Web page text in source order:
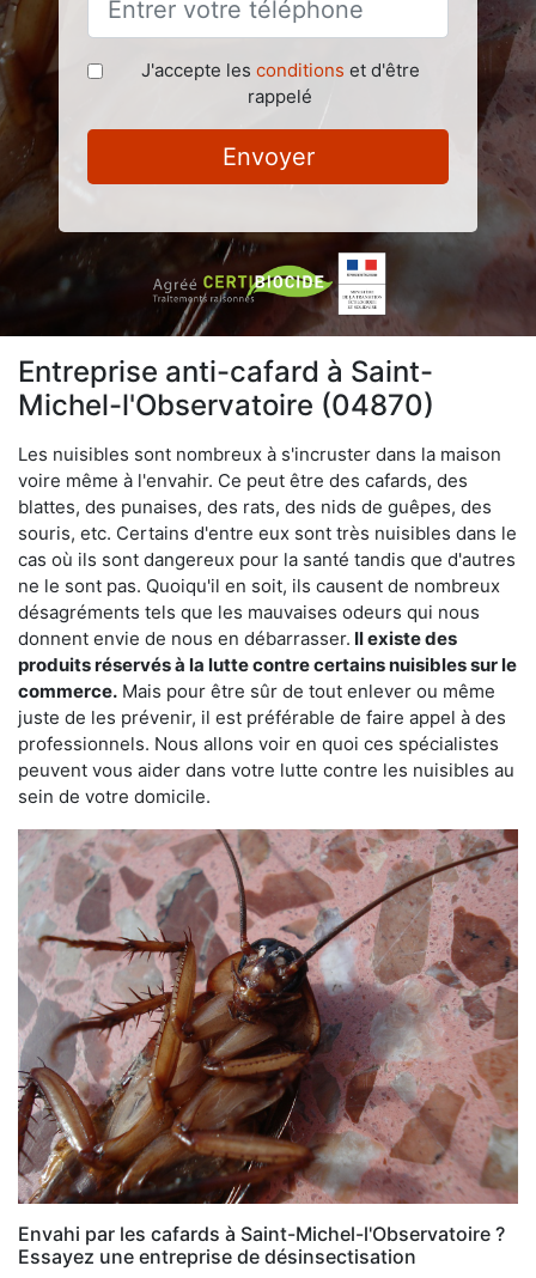
J'accepte les conditions et d'être
rappelé
Envoyer
Entreprise anti-cafard à Saint-
Michel-l'Observatoire (04870)
Les nuisibles sont nombreux à s'incruster dans la maison
voire même à l'envahir. Ce peut être des cafards, des
blattes, des punaises, des rats, des nids de guêpes, des
souris, etc. Certains d'entre eux sont très nuisibles dans le
cas où ils sont dangereux pour la santé tandis que d'autres
ne le sont pas. Quoiqu'il en soit, ils causent de nombreux
désagréments tels que les mauvaises odeurs qui nous
donnent envie de nous en débarrasser. Il existe des
produits réservés à la lutte contre certains nuisibles sur le
commerce. Mais pour être sûr de tout enlever ou même
juste de les prévenir, il est préférable de faire appel à des
professionnels. Nous allons voir en quoi ces spécialistes
peuvent vous aider dans votre lutte contre les nuisibles au
sein de votre domicile.
Envahi par les cafards à Saint-Michel-l'Observatoire ?
Essayez une entreprise de désinsectisation